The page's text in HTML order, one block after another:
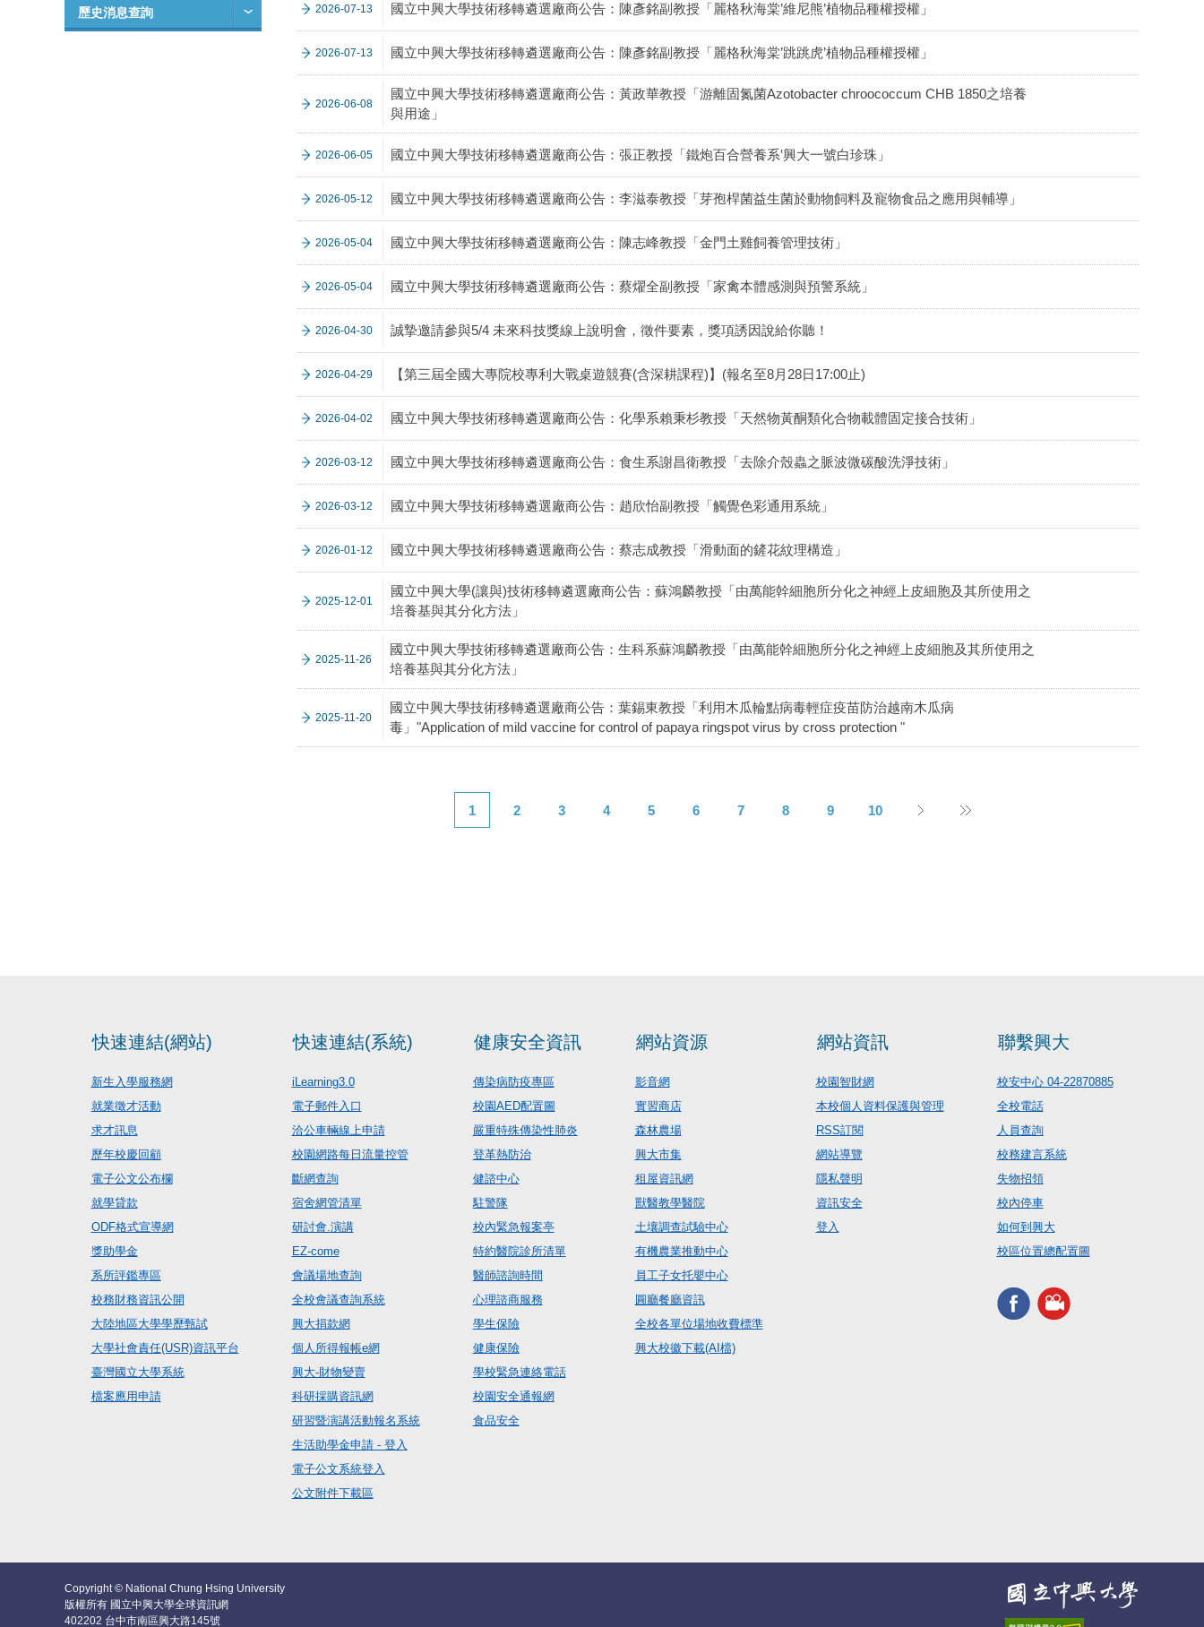
歷史消息查詢 2026-07-13 國立中興大學技術移轉遴選廠商公告：陳彥銘副教授「麗格秋海棠’維尼熊’植物品種權授權」
2026-07-13 國立中興大學技術移轉遴選廠商公告：陳彥銘副教授「麗格秋海棠’跳跳虎’植物品種權授權」
2026-06-08
國立中興大學技術移轉遴選廠商公告：黃政華教授「游離固氮菌Azotobacter chroococcum CHB 1850之培養
與用途」
2026-06-05 國立中興大學技術移轉遴選廠商公告：張正教授「鐵炮百合營養系‛興大一號白珍珠」
2026-05-12 國立中興大學技術移轉遴選廠商公告：李滋泰教授「芽孢桿菌益生菌於動物飼料及寵物食品之應用與輔導」
2026-05-04 國立中興大學技術移轉遴選廠商公告：陳志峰教授「金門土雞飼養管理技術」
2026-05-04 國立中興大學技術移轉遴選廠商公告：蔡燿全副教授「家禽本體感測與預警系統」
2026-04-30 誠摯邀請參與5/4 未來科技獎線上說明會，徵件要素，獎項誘因說給你聽！
2026-04-29 【第三屆全國大專院校專利大戰桌遊競賽(含深耕課程)】(報名至8月28日17:00止)
2026-04-02 國立中興大學技術移轉遴選廠商公告：化學系賴秉杉教授「天然物黃酮類化合物載體固定接合技術」
2026-03-12 國立中興大學技術移轉遴選廠商公告：食生系謝昌衛教授「去除介殼蟲之脈波微碳酸洗淨技術」
2026-03-12 國立中興大學技術移轉遴選廠商公告：趙欣怡副教授「觸覺色彩通用系統」
2026-01-12 國立中興大學技術移轉遴選廠商公告：蔡志成教授「滑動面的鏟花紋理構造」
2025-12-01
國立中興大學(讓與)技術移轉遴選廠商公告：蘇鴻麟教授「由萬能幹細胞所分化之神經上皮細胞及其所使用之
培養基與其分化方法」
2025-11-26
國立中興大學技術移轉遴選廠商公告：生科系蘇鴻麟教授「由萬能幹細胞所分化之神經上皮細胞及其所使用之
培養基與其分化方法」
2025-11-20
國立中興大學技術移轉遴選廠商公告：葉錫東教授「利用木瓜輪點病毒輕症疫苗防治越南木瓜病
毒」"Application of mild vaccine for control of papaya ringspot virus by cross protection "
1 2 3 4 5 6 7 8 9 10
快速連結(網站)
新生入學服務網
就業徵才活動
求才訊息
歷年校慶回顧
電子公文公布欄
就學貸款
ODF格式宣導網
獎助學金
系所評鑑專區
校務財務資訊公開
大陸地區大學學歷甄試
大學社會責任(USR)資訊平台
臺灣國立大學系統
檔案應用申請
快速連結(系統)
iLearning3.0
電子郵件入口
洽公車輛線上申請
校園網路每日流量控管
斷網查詢
宿舍網管清單
研討會.演講
EZ-come
會議場地查詢
全校會議查詢系統
興大捐款網
個人所得報帳e網
興大-財物變賣
科研採購資訊網
研習暨演講活動報名系統
生活助學金申請 - 登入
電子公文系統登入
公文附件下載區
健康安全資訊
傳染病防疫專區
校園AED配置圖
嚴重特殊傳染性肺炎
登革熱防治
健諮中心
駐警隊
校內緊急報案亭
特約醫院診所清單
醫師諮詢時間
心理諮商服務
學生保險
健康保險
學校緊急連絡電話
校園安全通報網
食品安全
網站資源
影音網
實習商店
森林農場
興大市集
租屋資訊網
獸醫教學醫院
土壤調查試驗中心
有機農業推動中心
員工子女托嬰中心
圓廳餐廳資訊
全校各單位場地收費標準
興大校徽下載(AI檔)
網站資訊
校園智財網
本校個人資料保護與管理
RSS訂閱
網站導覽
隱私聲明
資訊安全
登入
聯繫興大
校安中心 04-22870885
全校電話
人員查詢
校務建言系統
失物招領
校內停車
如何到興大
校區位置總配置圖
Copyright © National Chung Hsing University
版權所有 國立中興大學全球資訊網
402202 台中市南區興大路145號